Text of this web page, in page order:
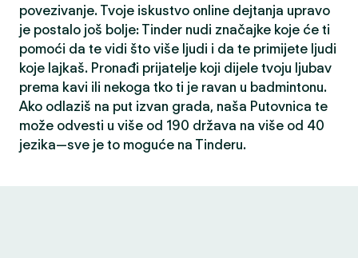
povezivanje. Tvoje iskustvo online dejtanja upravo
je postalo još bolje: Tinder nudi značajke koje će ti
pomoći da te vidi što više ljudi i da te primijete ljudi
koje lajkaš. Pronađi prijatelje koji dijele tvoju ljubav
prema kavi ili nekoga tko ti je ravan u badmintonu.
Ako odlaziš na put izvan grada, naša Putovnica te
može odvesti u više od 190 država na više od 40
jezika—sve je to moguće na Tinderu.